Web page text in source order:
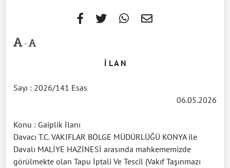
-
İ L A N
Sayı : 2026/141 Esas
06.05.2026
Konu : Gaiplik İlanı
Davacı T.C. VAKIFLAR BÖLGE MÜDÜRLÜĞÜ KONYA ile
Davalı MALİYE HAZİNESİ arasında mahkememizde
görülmekte olan Tapu İptali Ve Tescil (Vakıf Taşınmazı